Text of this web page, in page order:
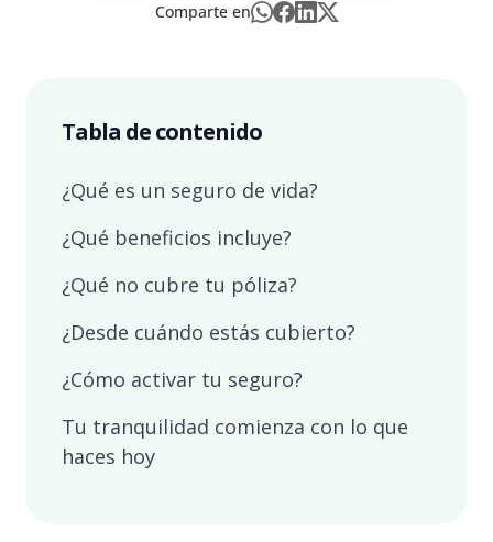
Comparte en
Tabla de contenido
¿Qué es un seguro de vida?
¿Qué beneficios incluye?
¿Qué no cubre tu póliza?
¿Desde cuándo estás cubierto?
¿Cómo activar tu seguro?
Tu tranquilidad comienza con lo que
haces hoy